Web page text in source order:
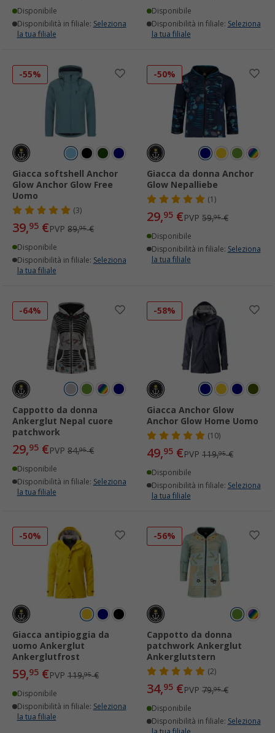
Disponibile
Disponibilità in filiale: Seleziona
la tua filiale
Disponibile
Disponibilità in filiale: Seleziona
la tua filiale
-55%
Giacca softshell Anchor
Glow Anchor Glow Free
Uomo
(3)
39,95 €PVP 89,95€
Disponibile
Disponibilità in filiale: Seleziona
la tua filiale
-50%
Giacca da donna Anchor
Glow Nepalliebe
(1)
29,95 €PVP 59,95€
Disponibile
Disponibilità in filiale: Seleziona
la tua filiale
-64%
Cappotto da donna
Ankerglut Nepal cuore
patchwork
29,95 €PVP 84,95€
Disponibile
Disponibilità in filiale: Seleziona
la tua filiale
-58%
Giacca Anchor Glow
Anchor Glow Home Uomo
(10)
49,95 €PVP 119,95€
Disponibile
Disponibilità in filiale: Seleziona
la tua filiale
-50%
Giacca antipioggia da
uomo Ankerglut
Ankerglutfrost
59,95 €PVP 119,95€
Disponibile
Disponibilità in filiale: Seleziona
la tua filiale
-56%
Cappotto da donna
patchwork Ankerglut
Ankerglutstern
(2)
34,95 €PVP 79,95€
Disponibile
Disponibilità in filiale: Seleziona